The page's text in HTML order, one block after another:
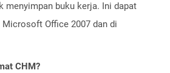
menyimpan buku kerja. Ini dapat
Office 2007 dan di
CHM?